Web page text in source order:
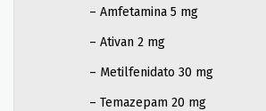
– Amfetamina 5 mg
– Ativan 2 mg
– Metilfenidato 30 mg
– Temazepam 20 mg